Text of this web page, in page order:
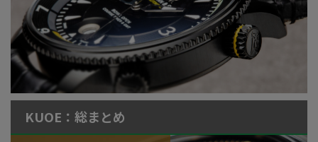
KUOE：総まとめ